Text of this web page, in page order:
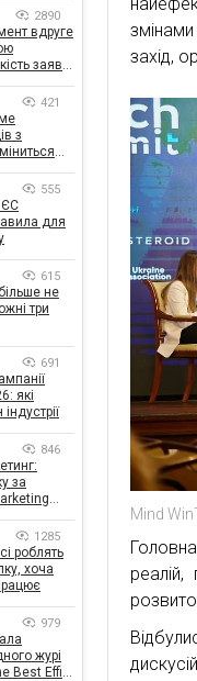
захід,
Mind
2890
вдруге
заяв
421
з
555
ЄС
для
615
не
три
691
які
846
за
1285
роблять
хоча
979
журі
Best Effie